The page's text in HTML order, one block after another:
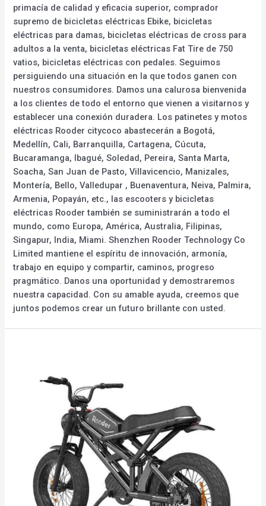
primacía de calidad y eficacia superior, comprador
supremo de bicicletas eléctricas Ebike, bicicletas
eléctricas para damas, bicicletas eléctricas de cross para
adultos a la venta, bicicletas eléctricas Fat Tire de 750
vatios, bicicletas eléctricas con pedales. Seguimos
persiguiendo una situación en la que todos ganen con
nuestros consumidores. Damos una calurosa bienvenida
a los clientes de todo el entorno que vienen a visitarnos y
establecer una conexión duradera. Los patinetes y motos
eléctricas Rooder citycoco abastecerán a Bogotá,
Medellín, Cali, Barranquilla, Cartagena, Cúcuta,
Bucaramanga, Ibagué, Soledad, Pereira, Santa Marta,
Soacha, San Juan de Pasto, Villavicencio, Manizales,
Montería, Bello, Valledupar , Buenaventura, Neiva, Palmira,
Armenia, Popayán, etc., las escooters y bicicletas
eléctricas Rooder también se suministrarán a todo el
mundo, como Europa, América, Australia, Filipinas,
Singapur, India, Miami. Shenzhen Rooder Technology Co
Limited mantiene el espíritu de innovación, armonía,
trabajo en equipo y compartir, caminos, progreso
pragmático. Danos una oportunidad y demostraremos
nuestra capacidad. Con su amable ayuda, creemos que
juntos podemos crear un futuro brillante con usted.